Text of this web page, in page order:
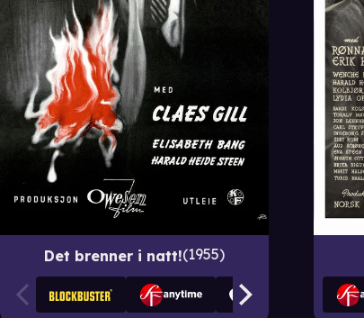
Det brenner i natt! 1955